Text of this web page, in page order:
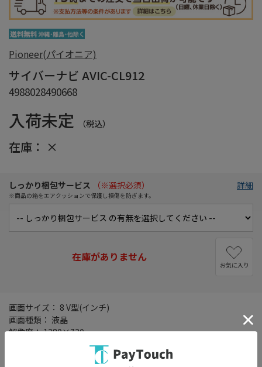
Pioneer(パイオニア)
サイバーナビ AVIC-CL912
4988028490668
入荷未定 （税込）
在庫： ×
しっかり梱包サービス （※選択必須）
※商品の箱をエアクッションで保護し損傷を防ぎます。
詳細
在庫がありません
お気に入り
画面サイズ： 8 V型(インチ)
画面種類： 液晶
解像度： 1280×720
タイプ： ラージサイズモデル
記録メディアタイプ： メモリ